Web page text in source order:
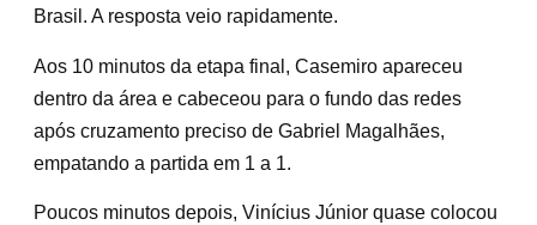
Brasil. A resposta veio rapidamente.
Aos 10 minutos da etapa final, Casemiro apareceu
dentro da área e cabeceou para o fundo das redes
após cruzamento preciso de Gabriel Magalhães,
empatando a partida em 1 a 1.
Poucos minutos depois, Vinícius Júnior quase colocou